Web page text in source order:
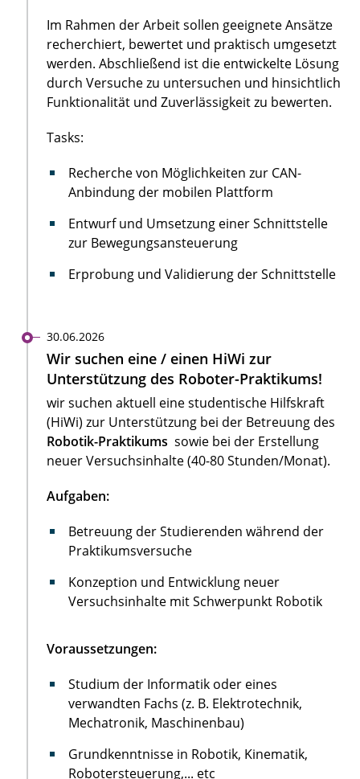
Im Rahmen der Arbeit sollen geeignete Ansätze
recherchiert, bewertet und praktisch umgesetzt
werden. Abschließend ist die entwickelte Lösung
durch Versuche zu untersuchen und hinsichtlich
Funktionalität und Zuverlässigkeit zu bewerten.
Tasks:
Recherche von Möglichkeiten zur CAN-
Anbindung der mobilen Plattform
Entwurf und Umsetzung einer Schnittstelle
zur Bewegungsansteuerung
Erprobung und Validierung der Schnittstelle
30.06.2026
Wir suchen eine / einen HiWi zur
Unterstützung des Roboter-Praktikums!
wir suchen aktuell eine studentische Hilfskraft
(HiWi) zur Unterstützung bei der Betreuung des
Robotik-Praktikums sowie bei der Erstellung
neuer Versuchsinhalte (40-80 Stunden/Monat).
Aufgaben:
Betreuung der Studierenden während der
Praktikumsversuche
Konzeption und Entwicklung neuer
Versuchsinhalte mit Schwerpunkt Robotik
Voraussetzungen:
Studium der Informatik oder eines
verwandten Fachs (z. B. Elektrotechnik,
Mechatronik, Maschinenbau)
Grundkenntnisse in Robotik, Kinematik,
Robotersteuerung,... etc